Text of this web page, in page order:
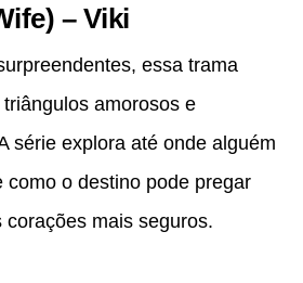
– Viki
essa trama
amorosos e
série explora até onde alguém
como o destino pode pregar
corações mais seguros.